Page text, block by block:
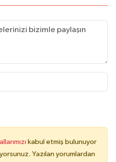
kabul etmiş bulunuyor
Yazılan yorumlardan